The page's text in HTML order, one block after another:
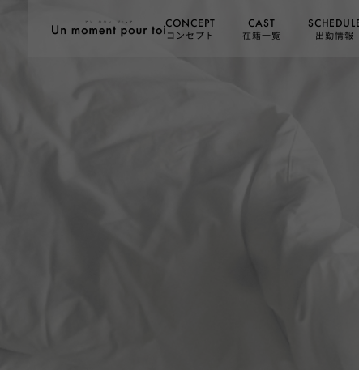
CONCEPT
コンセプト
CAST
在籍一覧 出勤情報